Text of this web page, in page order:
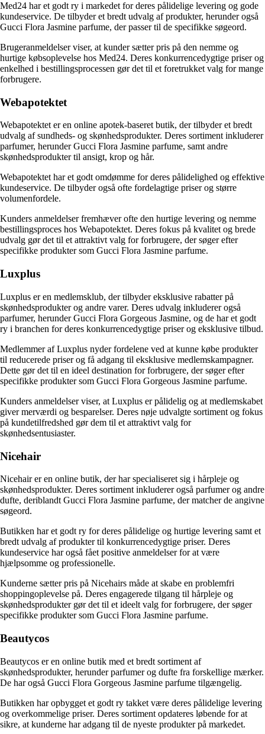
Med24 har et godt ry i markedet for deres pålidelige levering og gode
kundeservice. De tilbyder et bredt udvalg af produkter, herunder også
Gucci Flora Jasmine parfume, der passer til de specifikke søgeord.
Brugeranmeldelser viser, at kunder sætter pris på den nemme og
hurtige købsoplevelse hos Med24. Deres konkurrencedygtige priser og
enkelhed i bestillingsprocessen gør det til et foretrukket valg for mange
forbrugere.
Webapotektet
Webapotektet er en online apotek-baseret butik, der tilbyder et bredt
udvalg af sundheds- og skønhedsprodukter. Deres sortiment inkluderer
parfumer, herunder Gucci Flora Jasmine parfume, samt andre
skønhedsprodukter til ansigt, krop og hår.
Webapotektet har et godt omdømme for deres pålidelighed og effektive
kundeservice. De tilbyder også ofte fordelagtige priser og større
volumenfordele.
Kunders anmeldelser fremhæver ofte den hurtige levering og nemme
bestillingsproces hos Webapotektet. Deres fokus på kvalitet og brede
udvalg gør det til et attraktivt valg for forbrugere, der søger efter
specifikke produkter som Gucci Flora Jasmine parfume.
Luxplus
Luxplus er en medlemsklub, der tilbyder eksklusive rabatter på
skønhedsprodukter og andre varer. Deres udvalg inkluderer også
parfumer, herunder Gucci Flora Gorgeous Jasmine, og de har et godt
ry i branchen for deres konkurrencedygtige priser og eksklusive tilbud.
Medlemmer af Luxplus nyder fordelene ved at kunne købe produkter
til reducerede priser og få adgang til eksklusive medlemskampagner.
Dette gør det til en ideel destination for forbrugere, der søger efter
specifikke produkter som Gucci Flora Gorgeous Jasmine parfume.
Kunders anmeldelser viser, at Luxplus er pålidelig og at medlemskabet
giver merværdi og besparelser. Deres nøje udvalgte sortiment og fokus
på kundetilfredshed gør dem til et attraktivt valg for
skønhedsentusiaster.
Nicehair
Nicehair er en online butik, der har specialiseret sig i hårpleje og
skønhedsprodukter. Deres sortiment inkluderer også parfumer og andre
dufte, deriblandt Gucci Flora Jasmine parfume, der matcher de angivne
søgeord.
Butikken har et godt ry for deres pålidelige og hurtige levering samt et
bredt udvalg af produkter til konkurrencedygtige priser. Deres
kundeservice har også fået positive anmeldelser for at være
hjælpsomme og professionelle.
Kunderne sætter pris på Nicehairs måde at skabe en problemfri
shoppingoplevelse på. Deres engagerede tilgang til hårpleje og
skønhedsprodukter gør det til et ideelt valg for forbrugere, der søger
specifikke produkter som Gucci Flora Jasmine parfume.
Beautycos
Beautycos er en online butik med et bredt sortiment af
skønhedsprodukter, herunder parfumer og dufte fra forskellige mærker.
De har også Gucci Flora Gorgeous Jasmine parfume tilgængelig.
Butikken har opbygget et godt ry takket være deres pålidelige levering
og overkommelige priser. Deres sortiment opdateres løbende for at
sikre, at kunderne har adgang til de nyeste produkter på markedet.